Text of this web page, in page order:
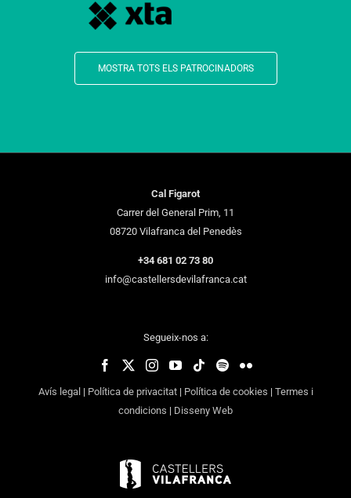
MOSTRA TOTS ELS PATROCINADORS
Cal Figarot
Carrer del General Prim, 11
08720 Vilafranca del Penedès
+34 681 02 73 80
info@castellersdevilafranca.cat
Segueix-nos a:
Avís legal | Política de privacitat| Política de cookies | Termes i
condicions | Disseny Web